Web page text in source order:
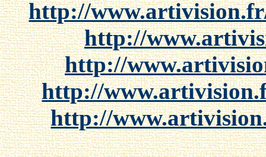
http://
http://
http://
http://
http://